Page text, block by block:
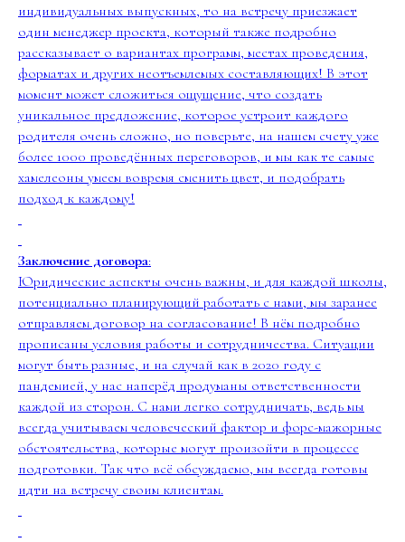
индивидуальных выпускных, то на встречу приезжает
один менеджер проекта, который также подробно
рассказывает о вариантах программ, местах проведения,
форматах и других неотъемлемых составляющих! В этот
момент может сложиться ощущение, что создать
уникальное предложение, которое устроит каждого
родителя очень сложно, но поверьте, на нашем счету уже
более 1000 проведённых переговоров, и мы как те самые
хамелеоны умеем вовремя сменить цвет, и подобрать
подход к каждому!
Заключение договора:
Юридические аспекты очень важны, и для каждой школы,
потенциально планирующий работать с нами, мы заранее
отправляем договор на согласование! В нём подробно
прописаны условия работы и сотрудничества. Ситуации
могут быть разные, и на случай как в 2020 году с
пандемией, у нас наперёд продуманы ответственности
каждой из сторон. С нами легко сотрудничать, ведь мы
всегда учитываем человеческий фактор и форс-мажорные
обстоятельства, которые могут произойти в процессе
подготовки. Так что всё обсуждаемо, мы всегда готовы
идти на встречу своим клиентам.